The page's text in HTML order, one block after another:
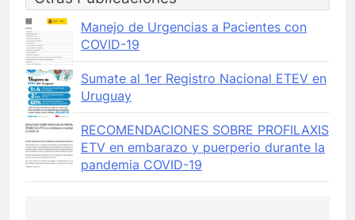
Manejo de Urgencias a Pacientes con
COVID-19
Sumate al 1er Registro Nacional ETEV en
Uruguay
RECOMENDACIONES SOBRE PROFILAXIS
ETV en embarazo y puerperio durante la
pandemia COVID-19